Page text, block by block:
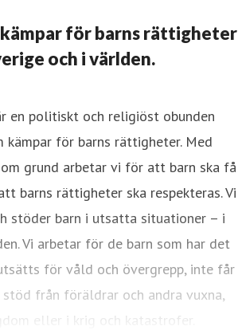
kämpar för barns rättigheter
och i världen.
en politiskt och religiöst obunden
kämpar för barns rättigheter. Med
grund arbetar vi för att barn ska få
barns rättigheter ska respekteras. Vi
stöder barn i utsatta situationer – i
Vi arbetar för de barn som har det
för våld och övergrepp, inte får
stöd från föräldrar och andra vuxna,
eller i krig och katastrofer.